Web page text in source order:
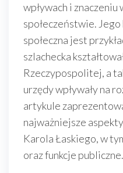
wpływach i znaczeniu
społeczeństwie.
społeczna jest
szlachecka
Rzeczypospolitej, a
urzędy wpływały na
artykule
najważniejsze
Karola Łaskiego, w
oraz funkcje publiczne.